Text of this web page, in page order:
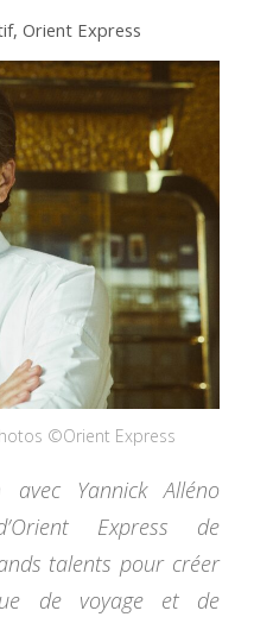
Orient Express
©Orient Express
Yannick Alléno
Express de
talents pour créer
de voyage et de